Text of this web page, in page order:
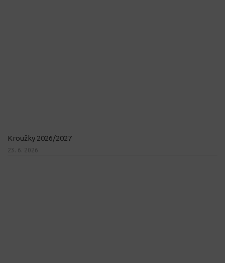
Kroužky 2026/2027
23. 6. 2026